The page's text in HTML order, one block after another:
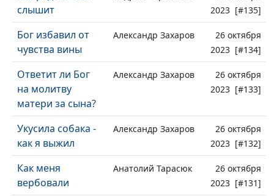
слышит
2023 [#135]
Бог избавил от
чувства вины
Александр Захаров
26 октября
2023 [#134]
Ответит ли Бог
на молитву
матери за сына?
Александр Захаров
26 октября
2023 [#133]
Укусила собака -
как я выжил
Александр Захаров
26 октября
2023 [#132]
Как меня
вербовали
Анатолий Тарасюк
26 октября
2023 [#131]